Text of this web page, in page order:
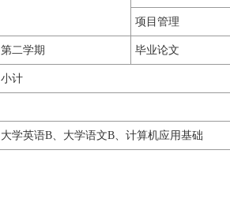
项目管理
第二学期 毕业论文
小计
大学英语B、大学语文B、计算机应用基础